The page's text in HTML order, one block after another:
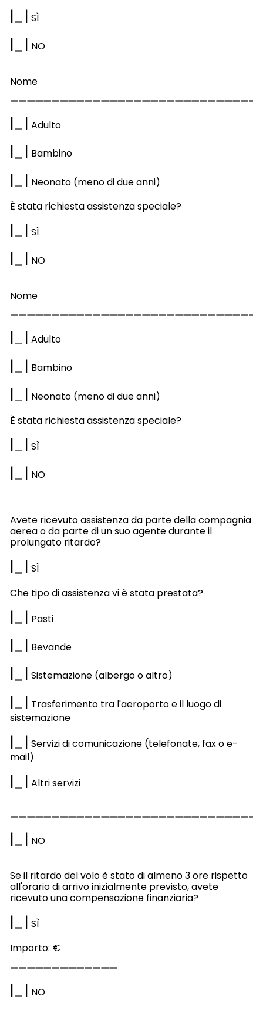
| | SÌ
| | NO
Nome
| | Adulto
| | Bambino
| | Neonato (meno di due anni)
È stata richiesta assistenza speciale?
| | SÌ
| | NO
Nome
| | Adulto
| | Bambino
| | Neonato (meno di due anni)
È stata richiesta assistenza speciale?
| | SÌ
| | NO
Avete ricevuto assistenza da parte della compagnia
aerea o da parte di un suo agente durante il
prolungato ritardo?
| | SÌ
Che tipo di assistenza vi è stata prestata?
| | Pasti
| | Bevande
| | Sistemazione (albergo o altro)
| | Trasferimento tra l'aeroporto e il luogo di
sistemazione
| | Servizi di comunicazione (telefonate, fax o e-
mail)
| | Altri servizi
| | NO
Se il ritardo del volo è stato di almeno 3 ore rispetto
all'orario di arrivo inizialmente previsto, avete
ricevuto una compensazione finanziaria?
| | SÌ
Importo: €
| | NO